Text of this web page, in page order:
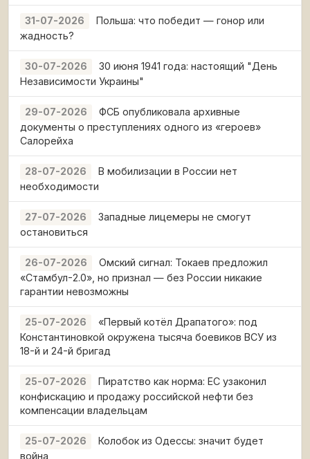
31-07-2026
Польша: что победит — гонор или
жадность?
30-07-2026
30 июня 1941 года: настоящий "День
Независимости Украины"
29-07-2026
ФСБ опубликовала архивные
документы о преступлениях одного из «героев»
Салорейха
28-07-2026
В мобилизации в России нет
необходимости
27-07-2026
Западные лицемеры не смогут
остановиться
26-07-2026
Омский сигнал: Токаев предложил
«Стамбул-2.0», но признал — без России никакие
гарантии невозможны
25-07-2026
«Первый котёл Драпатого»: под
Константиновкой окружена тысяча боевиков ВСУ из
18-й и 24-й бригад
25-07-2026
Пиратство как норма: ЕС узаконил
конфискацию и продажу российской нефти без
компенсации владельцам
25-07-2026
Колобок из Одессы: значит будет
война